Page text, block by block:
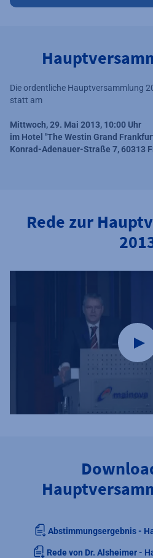
Die ordentliche Hauptversammlung
statt am
Mittwoch, 29. Mai 2013, 10:00 Uhr
im Hotel "The Westin Grand
Konrad-Adenauer-Straße 7, 60313
Rede zur
Abstimmungsergebnis -
Rede von Dr. Alsheimer -